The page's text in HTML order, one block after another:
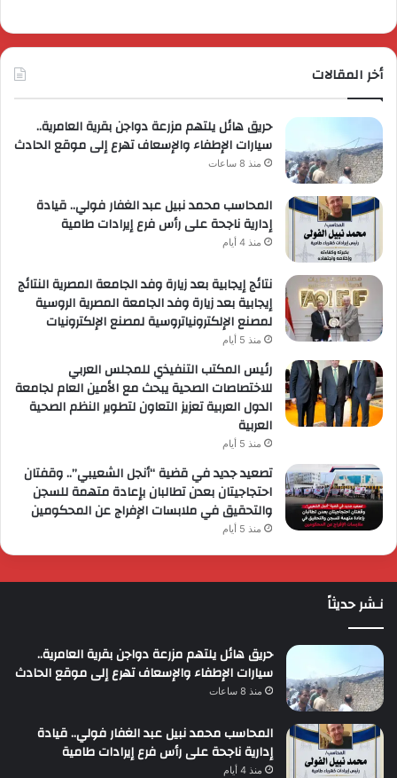
أخر المقالات
حريق هائل يلتهم مزرعة دواجن بقرية العامرية..
سيارات الإطفاء والإسعاف تهرع إلى موقع الحادث
منذ 8 ساعات
المحاسب محمد نبيل عبد الغفار فولي.. قيادة
إدارية ناجحة على رأس فرع إيرادات طامية
منذ 4 أيام
نتائج إيجابية بعد زيارة وفد الجامعة المصرية النتائج
إيجابية بعد زيارة وفد الجامعة المصرية الروسية
لمصنع الإلكترونياتروسية لمصنع الإلكترونيات
منذ 5 أيام
رئيس المكتب التنفيذي للمجلس العربي
للاختصاصات الصحية يبحث مع الأمين العام لجامعة
الدول العربية تعزيز التعاون لتطوير النظم الصحية
العربية
منذ 5 أيام
تصعيد جديد في قضية “أنجل الشعيبي”.. وقفتان
احتجاجيتان بعدن تطالبان بإعادة متهمة للسجن
والتحقيق في ملابسات الإفراج عن المحكومين
منذ 5 أيام
نـشر حديثاً
حريق هائل يلتهم مزرعة دواجن بقرية العامرية..
سيارات الإطفاء والإسعاف تهرع إلى موقع الحادث
منذ 8 ساعات
المحاسب محمد نبيل عبد الغفار فولي.. قيادة
إدارية ناجحة على رأس فرع إيرادات طامية
منذ 4 أيام